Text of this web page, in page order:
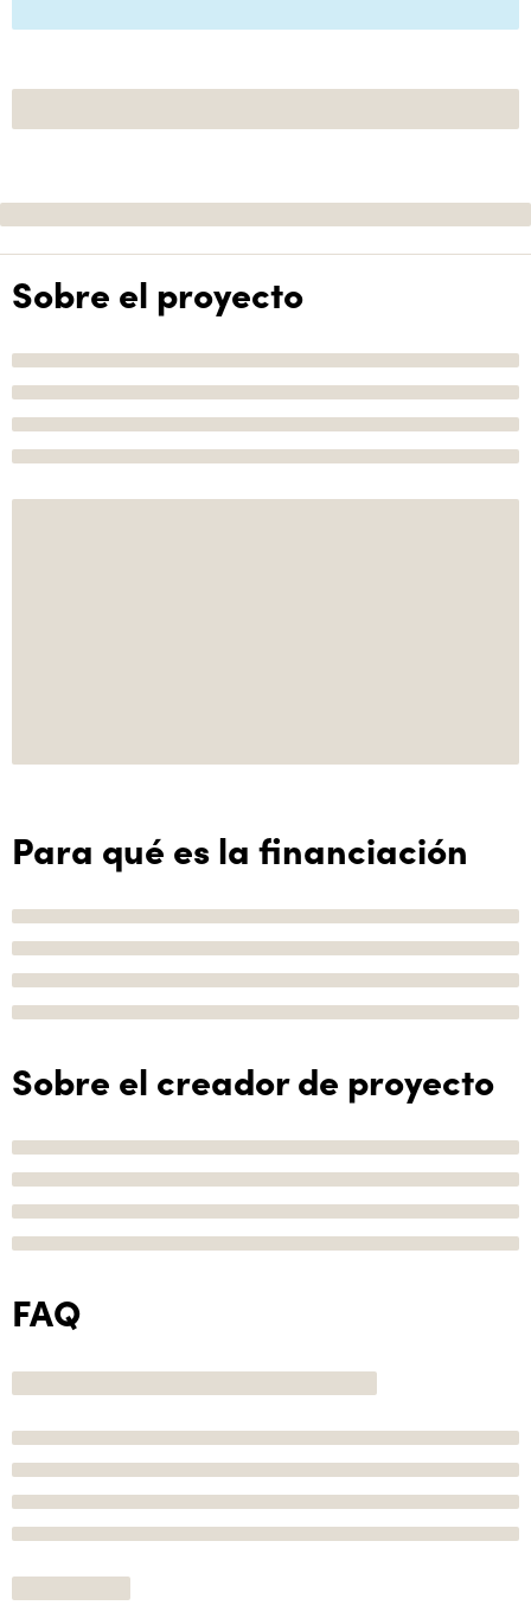
Sobre el proyecto
Para qué es la financiación
Sobre el creador de proyecto
FAQ